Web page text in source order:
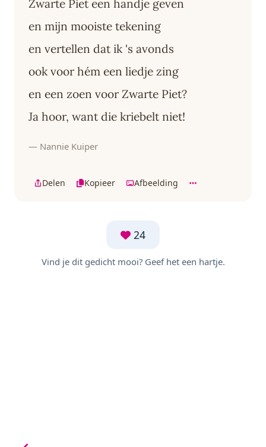
Zwarte Piet een handje geven
en mijn mooiste tekening
en vertellen dat ik 's avonds
ook voor hém een liedje zing
en een zoen voor Zwarte Piet?
Ja hoor, want die kriebelt niet!
— Nannie Kuiper
Delen Kopieer Afbeelding
24
Vind je dit gedicht mooi? Geef het een hartje.